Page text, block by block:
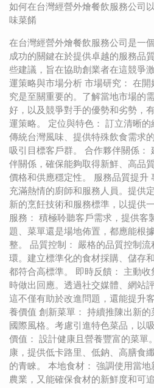
如何在台灣經營外燴餐飲服務公司
味菜餚
在台灣經營外燴餐飲服務公司是一
成功的關鍵在於提供卓越的服務品
些建議，旨在協助創業者在這競爭
運策略與市場分析 市場研究： 在
究是至關重要的。了解當地市場的
好，以及競爭對手的優勢和劣勢，
運策略。 定位與特色： 訂立清晰
傳統台灣風味、提供特殊飲食需求
吸引目標客戶群。 合作夥伴關係：
伴關係，確保能夠取得新鮮、高品
價格和供應穩定性。 服務品質提升
充滿熱情的廚師和服務人員。提供
新的烹飪技術和服務標準，以提供
服務： 積極聆聽客戶需求，提供客
題、菜單還是場地佈置，都應能根
整。 品質控制： 嚴格的品質控制
環。建立標準化的食材採購、儲存
都符合高標準。 即時反饋： 主動
時做出回應。透過社交媒體、網站
這不僅有助於改進問題，還能提升
養價值 創新菜單： 持續推陳出新
國際風格。考慮引進特色菜品，以
價值： 設計健康且營養豐富的菜單
康，提供低卡路里、低鈉、高膳食
的青睞。 本地食材： 強調使用當
農業，又能確保食材的新鮮度和可